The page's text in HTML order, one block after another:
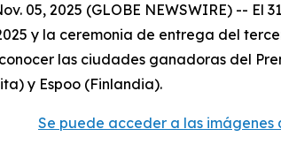
05, 2025 (GLOBE NEWSWIRE) --
y la ceremonia de entrega del
las ciudades ganadoras del
y Espoo (Finlandia).
Se puede acceder a las